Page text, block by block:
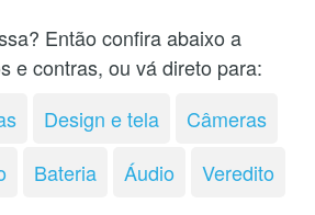
Então confira abaixo a
e contras, ou vá direto para:
Design e tela
Câmeras
Bateria Áudio Veredito